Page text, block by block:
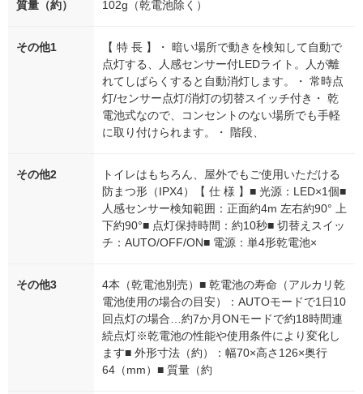
質量（約） 102g（乾電池除く）
その他1
【 特 長 】・ 暗い場所で動きを検知して自動で
点灯する、人感センサー付LEDライト。人が離
れてしばらくすると自動消灯します。・ 常時点
灯/センサー点灯/消灯の切替スイッチ付き・ 乾
電池式なので、コンセントのない場所でも手軽
に取り付けられます。・ 階段、
その他2
トイレはもちろん、屋外でもご使用いただける
防まつ形（IPX4）【 仕 様 】■ 光源：LED×1個■
人感センサー検知範囲：正面約4m 左右約90° 上
下約90°■ 点灯保持時間：約10秒■ 切替えスイッ
チ：AUTO/OFF/ON■ 電源：単4形乾電池×
その他3
4本（乾電池別売）■ 乾電池の寿命（アルカリ乾
電池使用の場合の目安）：AUTOモードで1日10
回点灯の場合…約7か月ONモードで約18時間連
続点灯※乾電池の性能や使用条件により変化し
ます■ 外形寸法（約）：幅70×高さ126×奥行
64（mm）■ 質量（約